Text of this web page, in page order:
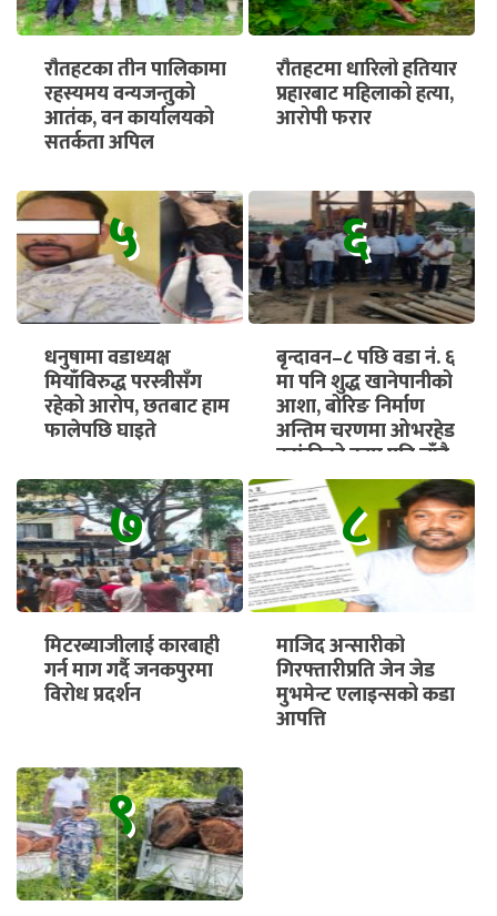
रौतहटका तीन पालिकामा
रहस्यमय वन्यजन्तुको
आतंक, वन कार्यालयको
सतर्कता अपिल
रौतहटमा धारिलो हतियार
प्रहारबाट महिलाको हत्या,
आरोपी फरार
५
धनुषामा वडाध्यक्ष
मियाँविरुद्ध परस्त्रीसँग
रहेको आरोप, छतबाट हाम
फालेपछि घाइते
६
बृन्दावन–८ पछि वडा नं. ६
मा पनि शुद्ध खानेपानीको
आशा, बोरिङ निर्माण
अन्तिम चरणमा ओभरहेड
ट्यांकीको काम पनि चाँडै
सुरु हुने
७
मिटरब्याजीलाई कारबाही
गर्न माग गर्दै जनकपुरमा
विरोध प्रदर्शन
८
माजिद अन्सारीको
गिरफ्तारीप्रति जेन जेड
मुभमेन्ट एलाइन्सको कडा
आपत्ति
९